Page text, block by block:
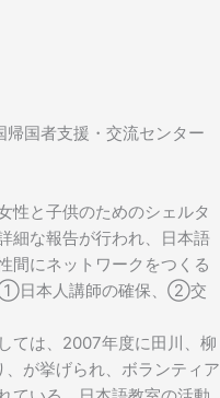
国者支援・交流センター
性と子供のためのシェルタ
細な報告が行われ、日本語
間にネットワークをつくる
①日本人講師の確保、②交
ては、2007年度に田川、柳
が挙げられ、ボランティア